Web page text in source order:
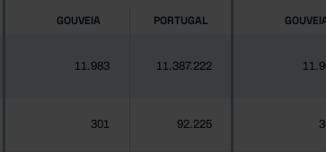
GOUVEIA PORTUGAL
11.983 11.387.222
301 92.225